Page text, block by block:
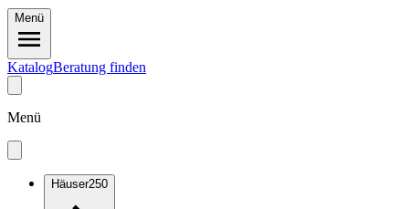
Menü
KatalogBeratung finden
Menü
Häuser250